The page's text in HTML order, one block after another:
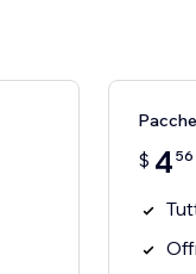
$ 4 56